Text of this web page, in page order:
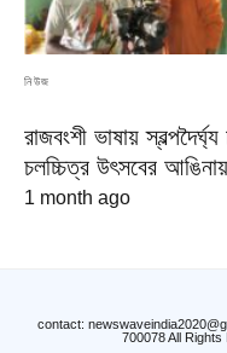
নিউজ
রাজবংশী ভাষায়
চলচ্চিত্র উৎসবের আঙিনায়
1 month ago
contact:
700078 All